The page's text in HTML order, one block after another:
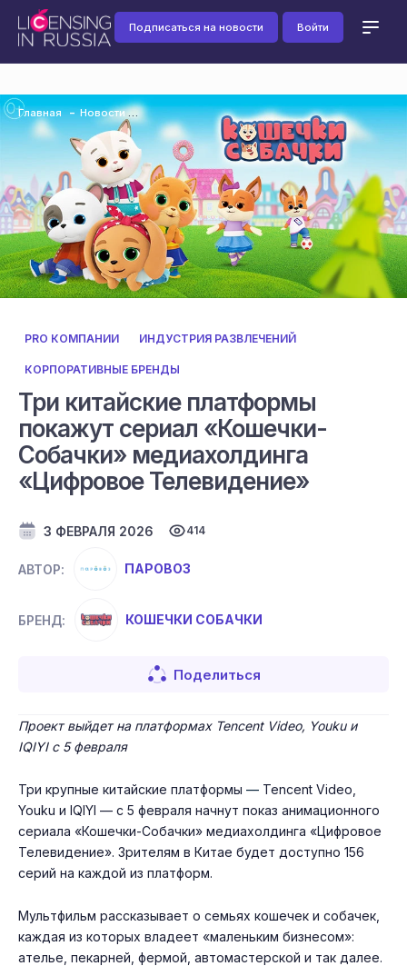
Подписаться на новости Войти
Главная Новости
PRO КОМПАНИИ ИНДУСТРИЯ РАЗВЛЕЧЕНИЙ
КОРПОРАТИВНЫЕ БРЕНДЫ
Три китайские платформы
покажут сериал «Кошечки-
Cобачки» медиахолдинга
«Цифровое Телевидение»
3 ФЕВРАЛЯ 2026 414
АВТОР: ПАРОВОЗ
БРЕНД: КОШЕЧКИ СОБАЧКИ
Поделиться
Проект выйдет на платформах Tencent Video, Youku и
IQIYI с 5 февраля
Три крупные китайские платформы — Tencent Video,
Youku и IQIYI — с 5 февраля начнут показ анимационного
сериала «Кошечки-Cобачки» медиахолдинга «Цифровое
Телевидение». Зрителям в Китае будет доступно 156
серий на каждой из платформ.
Мультфильм рассказывает о семьях кошечек и собачек,
каждая из которых владеет «маленьким бизнесом»:
ателье, пекарней, фермой, автомастерской и так далее.